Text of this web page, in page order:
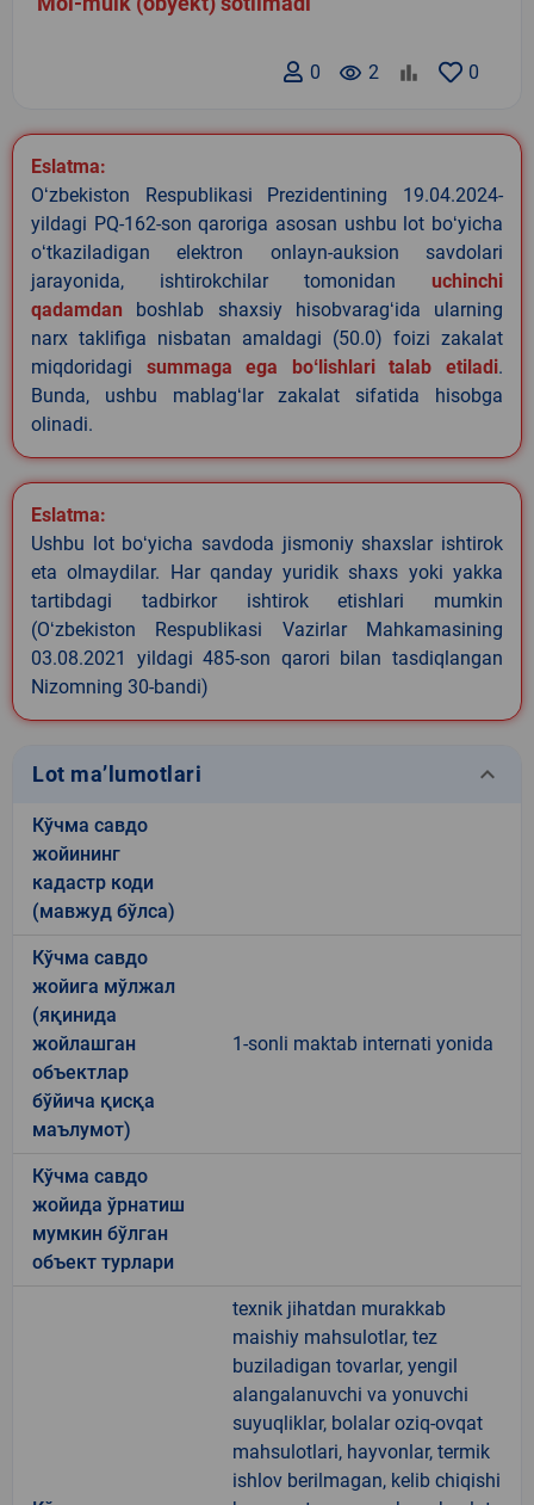
0
remove_red_eye 2
0
Eslatma:
Oʻzbekiston Respublikasi Prezidentining 19.04.2024-
yildagi PQ-162-son qaroriga asosan ushbu lot boʻyicha
oʻtkaziladigan elektron onlayn-auksion savdolari
jarayonida, ishtirokchilar tomonidan uchinchi
qadamdan boshlab shaxsiy hisobvaragʻida ularning
narx taklifiga nisbatan amaldagi (50.0) foizi zakalat
miqdoridagi summaga ega boʻlishlari talab etiladi.
Bunda, ushbu mablagʻlar zakalat sifatida hisobga
olinadi.
Eslatma:
Ushbu lot boʻyicha savdoda jismoniy shaxslar ishtirok
eta olmaydilar. Har qanday yuridik shaxs yoki yakka
tartibdagi tadbirkor ishtirok etishlari mumkin
(Oʻzbekiston Respublikasi Vazirlar Mahkamasining
03.08.2021 yildagi 485-son qarori bilan tasdiqlangan
Nizomning 30-bandi)
Lot ma’lumotlari keyboard_arrow_down
Кўчма савдо
жойининг
кадастр коди
(мавжуд бўлса)
Кўчма савдо
жойига мўлжал
(яқинида
жойлашган
объектлар
бўйича қисқа
маълумот)
1-sonli maktab internati yonida
Кўчма савдо
жойида ўрнатиш
мумкин бўлган
объект турлари
texnik jihatdan murakkab
maishiy mahsulotlar, tez
buziladigan tovarlar, yengil
alangalanuvchi va yonuvchi
suyuqliklar, bolalar oziq-ovqat
mahsulotlari, hayvonlar, termik
ishlov berilmagan, kelib chiqishi